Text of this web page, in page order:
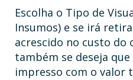
Escolha o Tipo de
Insumos) e se irá
acrescido no custo do
também se deseja
impresso com o valor